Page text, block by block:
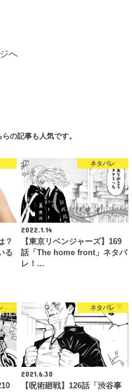
へ
らの記事も人気です。
？
る
ネタバレ
2022.1.14
【東京リベンジャーズ】169
話「The home front」ネタバ
レ！…
ネタバレ
2021.6.30
【呪術廻戦】126話「渋谷事